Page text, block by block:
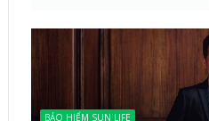
BẢO HIỂM SUN LIFE